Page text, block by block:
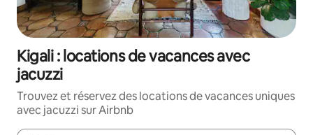
Kigali : locations de vacances avec
jacuzzi
Trouvez et réservez des locations de vacances uniques
avec jacuzzi sur Airbnb